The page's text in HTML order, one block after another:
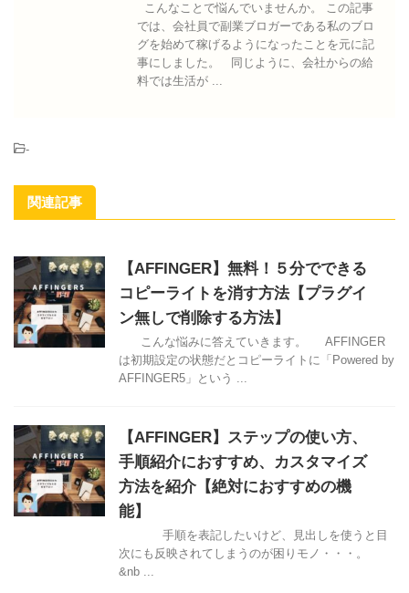
こんなことで悩んでいませんか。 この記事
では、会社員で副業ブロガーである私のブロ
グを始めて稼げるようになったことを元に記
事にしました。 同じように、会社からの給
料では生活が ...
-
関連記事
【AFFINGER】無料！５分でできる
コピーライトを消す方法【プラグイ
ン無しで削除する方法】
こんな悩みに答えていきます。 AFFINGER
は初期設定の状態だとコピーライトに「Powered by
AFFINGER5」という ...
【AFFINGER】ステップの使い方、
手順紹介におすすめ、カスタマイズ
方法を紹介【絶対におすすめの機
能】
手順を表記したいけど、見出しを使うと目
次にも反映されてしまうのが困りモノ・・・。
&nb ...